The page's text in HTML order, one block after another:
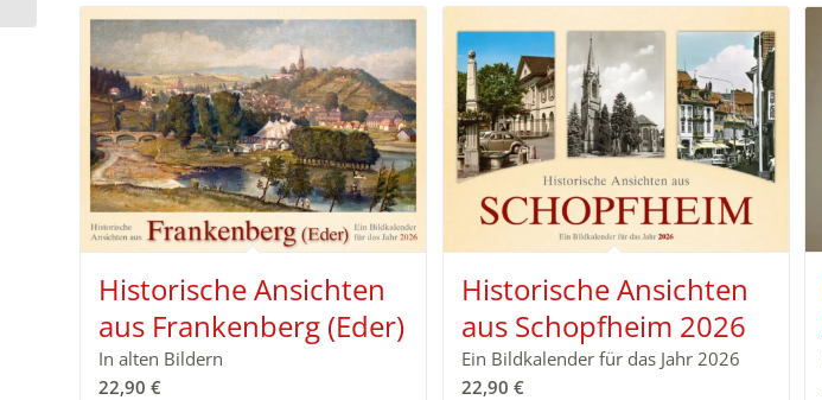
Historische Ansichten
aus Frankenberg (Eder)
In alten Bildern
22,90 €
Historische Ansichten
aus Schopfheim 2026
Ein Bildkalender für das Jahr 2026
22,90 €